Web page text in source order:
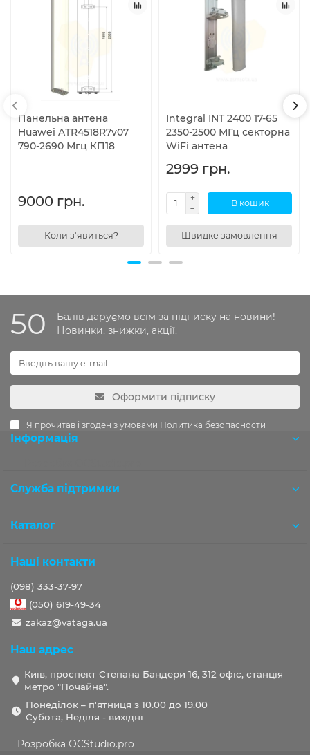
Панельна антена
Huawei ATR4518R7v07
790-2690 Мгц КП18
9000 грн.
Коли з'явиться?
Integral INT 2400 17-65
2350-2500 МГц секторна
WiFi антена
2999 грн.
В кошик
Швидке замовлення
50
Балів даруємо всім за підписку на новини!
Новинки, знижки, акції.
Оформити підписку
Я прочитав і згоден з умовами Политика безопасности
Інформація
Служба підтримки
Каталог
Наші контакти
(098) 333-37-97
(050) 619-49-34
zakaz@vataga.ua
Наш адрес
Київ, проспект Степана Бандери 16, 312 офіс, станція
метро "Почайна".
Понеділок – п'ятниця з 10.00 до 19.00
Субота, Неділя - вихідні
Розробка OCStudio.pro